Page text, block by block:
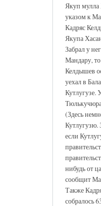
Якуп мулла
указом к
Кадряс
Якупа
Забрал у
Мандару,
Келдышев
уехал в
Кутлугузе.
(Здесь
Кутлугузю.
если
нибудь от
сообщит
Также
собралось